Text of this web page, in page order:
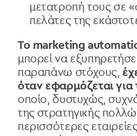
μετατροπή τους σε
πελάτες της
Το marketing
μπορεί να
παραπάνω στόχους,
όταν εφαρμόζεται
οποίο, δυστυχώς,
της στρατηγικής
περισσότερες